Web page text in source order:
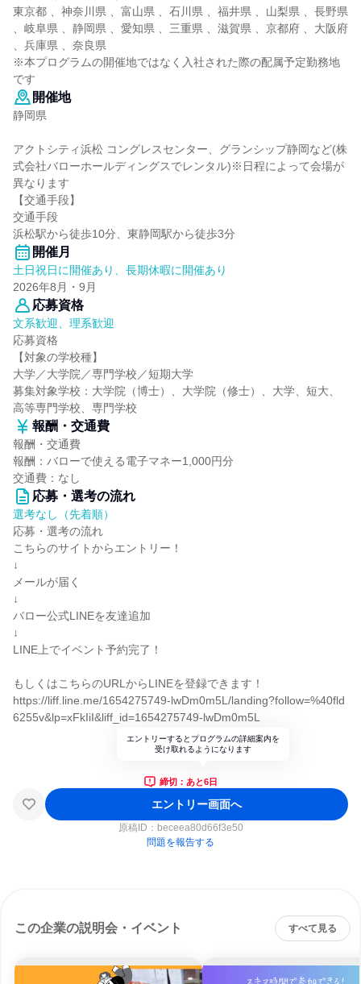
東京都 、神奈川県 、富山県 、石川県 、福井県 、山梨県 、長野県
、岐阜県 、静岡県 、愛知県 、三重県 、滋賀県 、京都府 、大阪府
、兵庫県 、奈良県
※本プログラムの開催地ではなく⼊社された際の配属予定勤務地
です
開催地
静岡県
アクトシティ浜松 コングレスセンター、グランシップ静岡など(株
式会社バローホールディングスでレンタル)※日程によって会場が
異なります
【交通手段】
交通手段
浜松駅から徒歩10分、東静岡駅から徒歩3分
開催月
土日祝日に開催あり、長期休暇に開催あり
2026年8月・9月
応募資格
文系歓迎、理系歓迎
応募資格
【対象の学校種】
大学／大学院／専門学校／短期大学
募集対象学校：大学院（博士）、大学院（修士）、大学、短大、
高等専門学校、専門学校
報酬・交通費
報酬・交通費
報酬：バローで使える電子マネー1,000円分
交通費：なし
応募・選考の流れ
選考なし（先着順）
応募・選考の流れ
こちらのサイトからエントリー！
↓
メールが届く
↓
バロー公式LINEを友達追加
↓
LINE上でイベント予約完了！
もしくはこちらのURLからLINEを登録できます！
https://liff.line.me/1654275749-lwDm0m5L/landing?follow=%40fld
6255v&lp=xFkIiI&liff_id=1654275749-lwDm0m5L
エントリーするとプログラムの詳細案内を
受け取れるようになります
締切：あと6日
エントリー画面へ
原稿ID： beceea80d66f3e50
問題を報告する
この企業の説明会・イベント すべて見る